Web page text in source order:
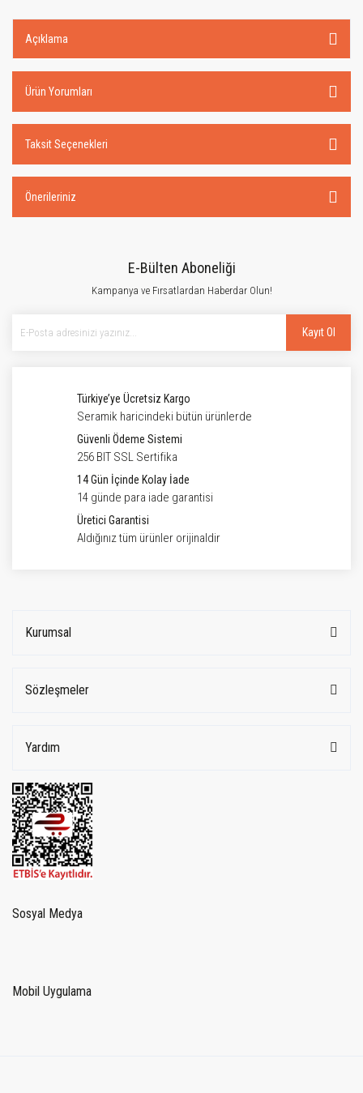
Açıklama
Ürün Yorumları
Taksit Seçenekleri
Önerileriniz
E-Bülten Aboneliği
Kampanya ve Fırsatlardan Haberdar Olun!
Kayıt Ol
Türkiye’ye Ücretsiz Kargo
Seramik haricindeki bütün ürünlerde
Güvenli Ödeme Sistemi
256 BIT SSL Sertifika
14 Gün İçinde Kolay İade
14 günde para iade garantisi
Üretici Garantisi
Aldığınız tüm ürünler orijinaldir
Kurumsal
Sözleşmeler
Yardım
Sosyal Medya
Mobil Uygulama